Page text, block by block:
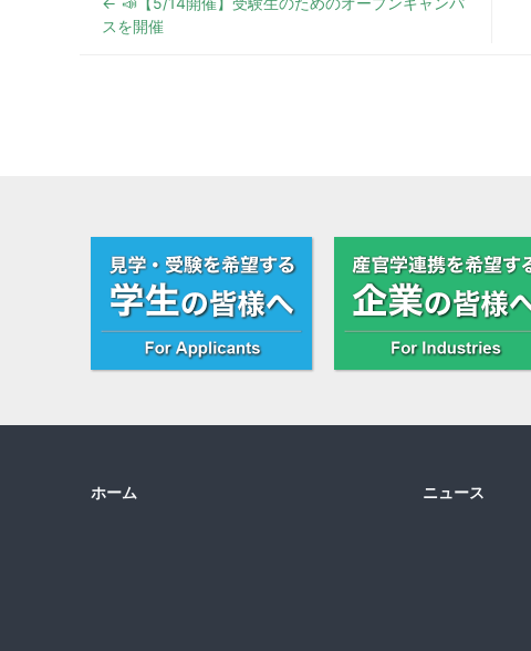
スを開催
ホーム ニュース